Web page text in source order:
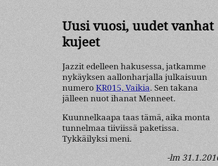
Uusi vuosi, uudet vanhat
kujeet
Jazzit edelleen hakusessa, jatkamme
nykäyksen aallonharjalla julkaisuun
numero KR015, Vaikia. Sen takana
jälleen nuot ihanat Menneet.
Kuunnelkaapa taas tämä, aika monta
tunnelmaa tiiviissä paketissa.
Tykkäilyksi meni.
-lm